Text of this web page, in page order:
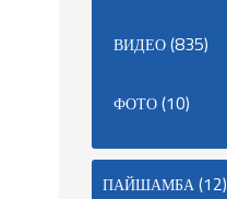
ВИДЕО(835)
ФОТО(10)
ПАЙШАМБА(12)